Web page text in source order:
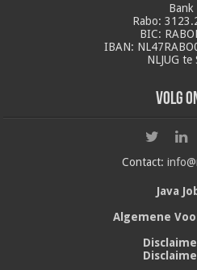
Bank
Rabo:
BIC:
IBAN:
NLJUG te
Volg
Contact:
Java
Algemene